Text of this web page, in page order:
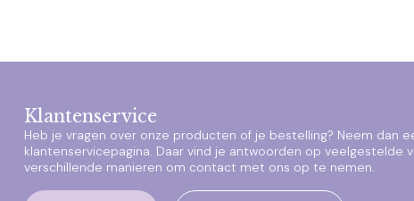
Klantenservice
Heb je vragen over onze producten of je bestelling? Neem dan
klantenservicepagina. Daar vind je antwoorden op veelgestelde
verschillende manieren om contact met ons op te nemen.